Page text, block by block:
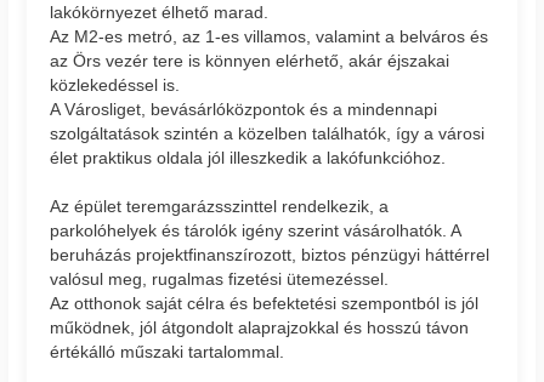
lakókörnyezet élhető marad.
Az M2-es metró, az 1-es villamos, valamint a belváros és
az Örs vezér tere is könnyen elérhető, akár éjszakai
közlekedéssel is.
A Városliget, bevásárlóközpontok és a mindennapi
szolgáltatások szintén a közelben találhatók, így a városi
élet praktikus oldala jól illeszkedik a lakófunkcióhoz.
Az épület teremgarázsszinttel rendelkezik, a
parkolóhelyek és tárolók igény szerint vásárolhatók. A
beruházás projektfinanszírozott, biztos pénzügyi háttérrel
valósul meg, rugalmas fizetési ütemezéssel.
Az otthonok saját célra és befektetési szempontból is jól
működnek, jól átgondolt alaprajzokkal és hosszú távon
értékálló műszaki tartalommal.